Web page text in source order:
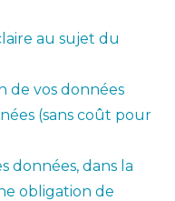
au sujet du
de vos données
(sans coût pour
données, dans la
obligation de